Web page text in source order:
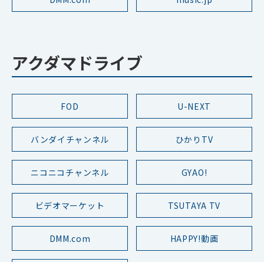
アクダマドライブ
FOD U-NEXT
バンダイチャンネル ひかりTV
ニコニコチャンネル GYAO!
ビデオマーケット TSUTAYA TV
DMM.com HAPPY!動画